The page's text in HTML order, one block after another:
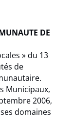
DE
» du 13
de
Municipaux,
2006,
domaines